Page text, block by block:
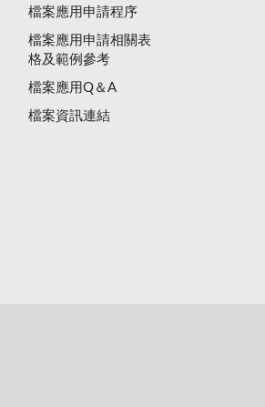
檔案應用申請程序
檔案應用申請相關表
格及範例參考
檔案應用Q＆A
檔案資訊連結